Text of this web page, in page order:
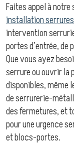
Faites appel à
installation
intervention
portes d’entrée, de
Que vous ayez
serrure ou ouvrir la
disponibles, même
de serrurerie-
des fermetures, et
pour une urgence
et blocs-portes.